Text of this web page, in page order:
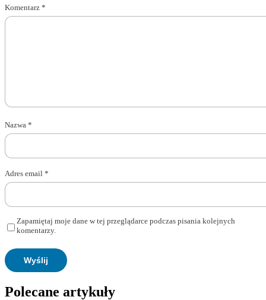
Komentarz *
Nazwa *
Adres email *
Zapamiętaj moje dane w tej przeglądarce podczas pisania kolejnych
komentarzy.
Polecane artykuły